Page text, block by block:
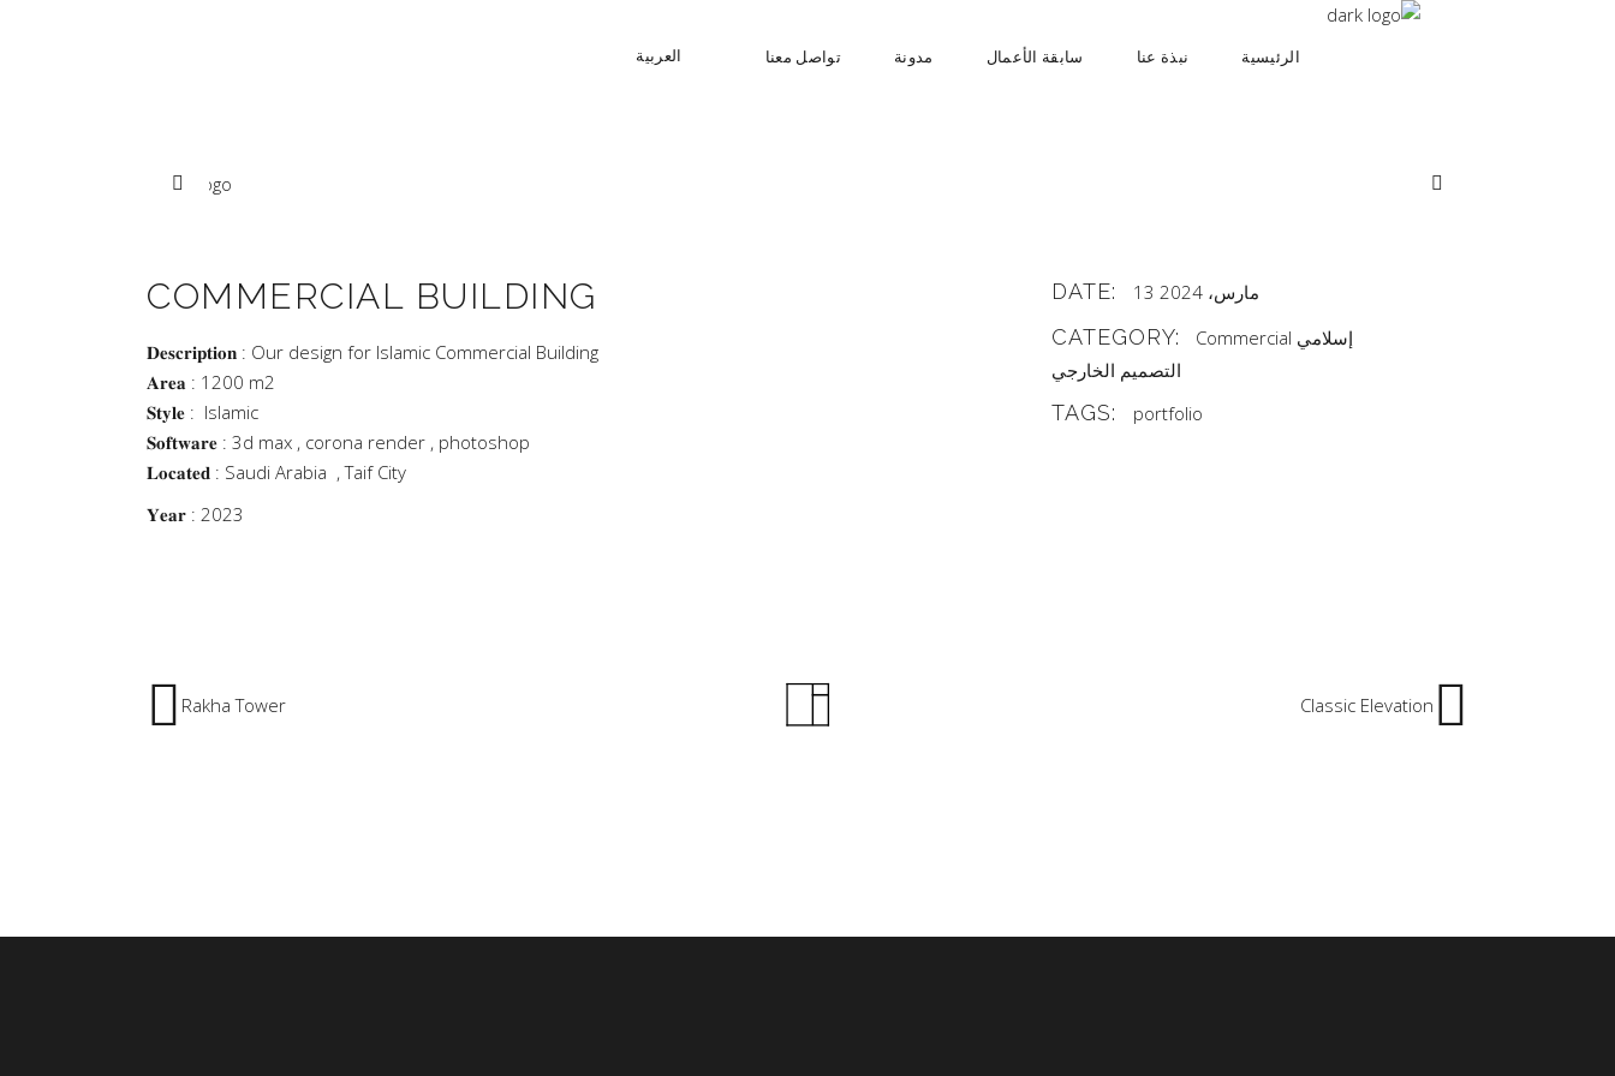
الرئيسية نبذة عنا سابقة الأعمال مدونة تواصل معنا العربية
COMMERCIAL BUILDING
𝐃𝐞𝐬𝐜𝐫𝐢𝐩𝐭𝐢𝐨𝐧 : Our design for Islamic Commercial Building
𝐀𝐫𝐞𝐚 : 1200 m2
𝐒𝐭𝐲𝐥𝐞 : Islamic
𝐒𝐨𝐟𝐭𝐰𝐚𝐫𝐞 : 3d max , corona render , photoshop
𝐋𝐨𝐜𝐚𝐭𝐞𝐝 : Saudi Arabia , Taif City
𝐘𝐞𝐚𝐫 : 2023
DATE: 13 مارس، 2024
CATEGORY: Commercial إسلامي
التصميم الخارجي
TAGS: portfolio
Rakha Tower Classic Elevation